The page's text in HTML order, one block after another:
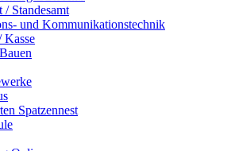
/ Standesamt
und Kommunikationstechnik
Kasse
Spatzennest